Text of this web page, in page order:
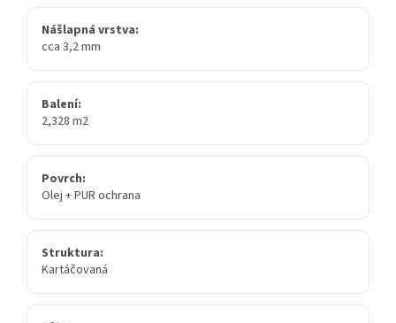
Nášlapná vrstva:
cca 3,2 mm
Balení:
2,328 m2
Povrch:
Olej + PUR ochrana
Struktura:
Kartáčovaná